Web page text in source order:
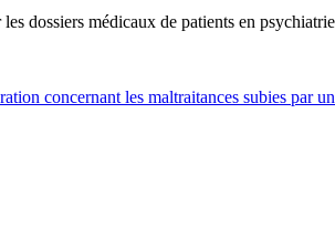
dossiers médicaux de patients en
concernant les maltraitances subies par